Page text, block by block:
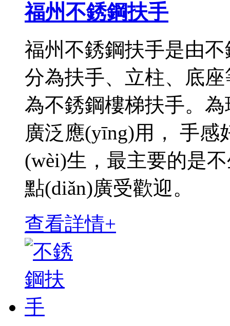
福州不銹鋼扶手
福州不銹鋼扶手是由不
分為扶手、立柱、
為不銹鋼樓梯扶手。
廣泛應(yīng)用， 手
(wèi)生，最主要的是
點(diǎn)廣受歡迎。
查看詳情+